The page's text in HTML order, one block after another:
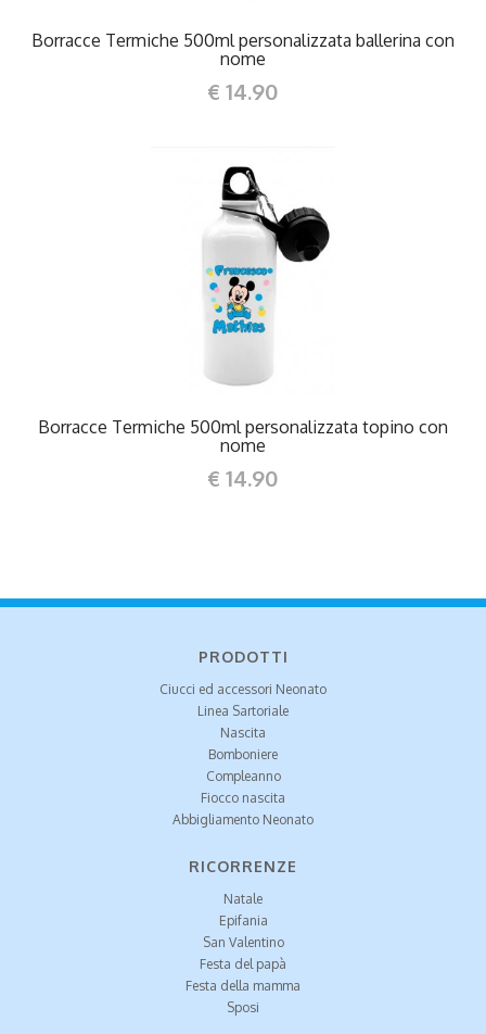
Borracce Termiche 500ml personalizzata ballerina con
nome
€ 14.90
DETTAGLI
Borracce Termiche 500ml personalizzata topino con
nome
€ 14.90
PRODOTTI
Ciucci ed accessori Neonato
Linea Sartoriale
Nascita
Bomboniere
Compleanno
Fiocco nascita
Abbigliamento Neonato
RICORRENZE
Natale
Epifania
San Valentino
Festa del papà
Festa della mamma
Sposi